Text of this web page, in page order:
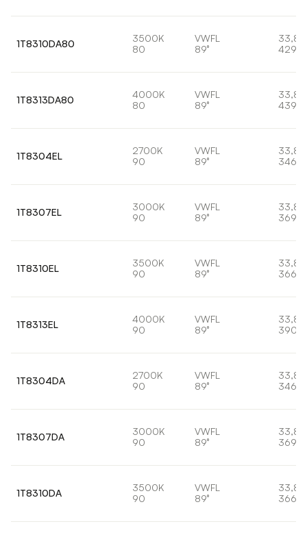
1T8310DA80
3500K
80
VWFL
89°
1T8313DA80
4000K
80
VWFL
89°
1T8304EL
2700K
90
VWFL
89°
1T8307EL
3000K
90
VWFL
89°
1T8310EL
3500K
90
VWFL
89°
1T8313EL
4000K
90
VWFL
89°
1T8304DA
2700K
90
VWFL
89°
1T8307DA
3000K
90
VWFL
89°
1T8310DA
3500K
90
VWFL
89°